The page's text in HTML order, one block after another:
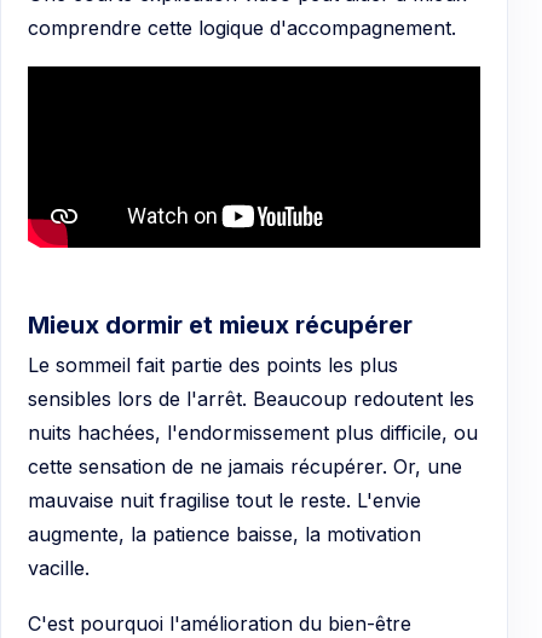
comprendre cette logique d'accompagnement.
Mieux dormir et mieux récupérer
Le sommeil fait partie des points les plus
sensibles lors de l'arrêt. Beaucoup redoutent les
nuits hachées, l'endormissement plus difficile, ou
cette sensation de ne jamais récupérer. Or, une
mauvaise nuit fragilise tout le reste. L'envie
augmente, la patience baisse, la motivation
vacille.
C'est pourquoi l'amélioration du bien-être